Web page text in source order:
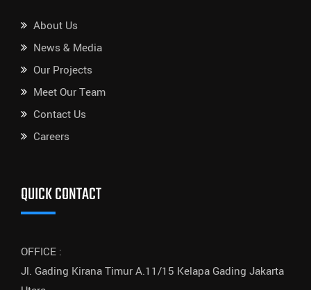
About Us
News & Media
Our Projects
Meet Our Team
Contact Us
Careers
QUICK CONTACT
OFFICE :
Jl. Gading Kirana Timur A.11/15 Kelapa Gading Jakarta